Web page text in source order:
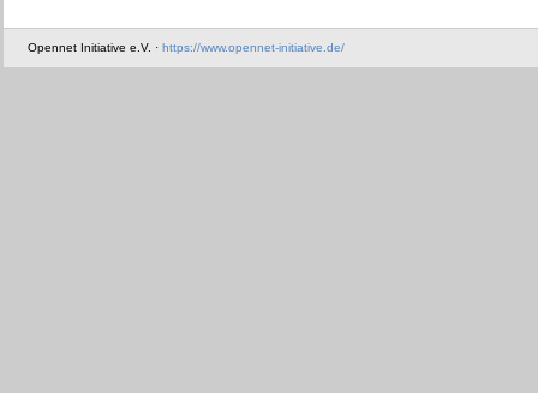
Opennet Initiative e.V. · https://www.opennet-initiative.de/